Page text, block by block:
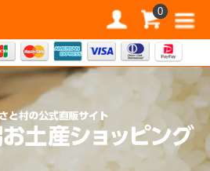
るさと村公式直販サイト 0